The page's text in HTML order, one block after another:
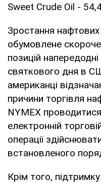
Sweet Crude Oil -
Зростання нафтових
обумовлене
позицій
святкового дня в
американці
причини торгівля
NYMEX
електронній
операції
встановленого
Крім того,